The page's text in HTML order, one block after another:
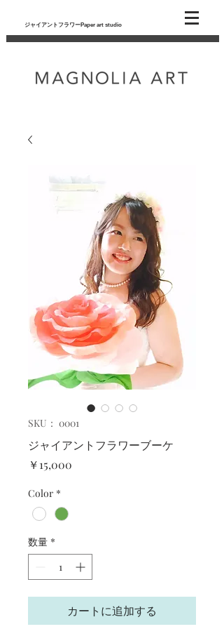
ジャイアントフラワーPaper art studio
SKU： 0001
ジャイアントフラワーブーケ
￥15,000
Color *
数量 *
カートに追加する